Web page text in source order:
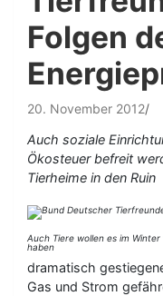
Folgen
20. November 2012
Auch soziale
Ökosteuer befreit
Tierheime in den Ruin
Auch Tiere wollen es im Winter
haben
dramatisch
Gas und Strom